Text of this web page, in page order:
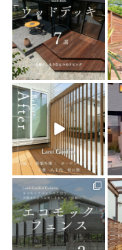
16 0
land_garden
22 0
land_garden
15 0